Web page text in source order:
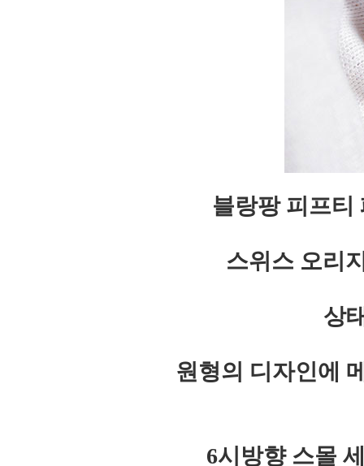
블랑팡 피프티
스위스 오리
상
원형의 디자인에
6시방향 스몰